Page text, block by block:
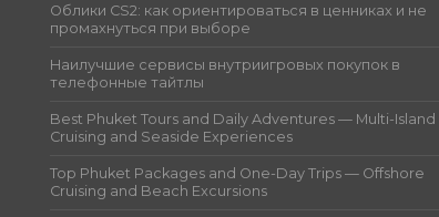
Облики CS2: как ориентироваться в ценниках и не
промахнуться при выборе
Наилучшие сервисы внутриигровых покупок в
телефонные тайтлы
Best Phuket Tours and Daily Adventures — Multi-Island
Cruising and Seaside Experiences
Top Phuket Packages and One-Day Trips — Offshore
Cruising and Beach Excursions